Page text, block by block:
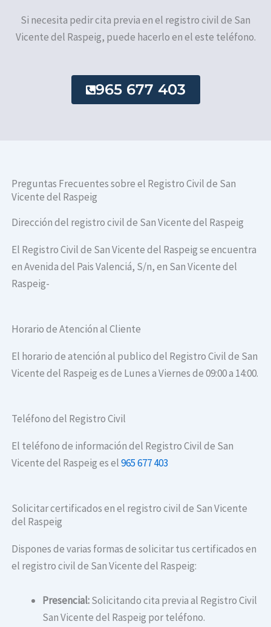
Si necesita pedir cita previa en el registro civil de San
Vicente del Raspeig, puede hacerlo en el este teléfono.
965 677 403
Preguntas Frecuentes sobre el Registro Civil de San
Vicente del Raspeig
Dirección del registro civil de San Vicente del Raspeig
El Registro Civil de San Vicente del Raspeig se encuentra
en Avenida del Pais Valenciá, S/n, en San Vicente del
Raspeig-
Horario de Atención al Cliente
El horario de atención al publico del Registro Civil de San
Vicente del Raspeig es de Lunes a Viernes de 09:00 a 14:00.
Teléfono del Registro Civil
El teléfono de información del Registro Civil de San
Vicente del Raspeig es el965 677 403
Solicitar certificados en el registro civil de San Vicente
del Raspeig
Dispones de varias formas de solicitar tus certificados en
el registro civil de San Vicente del Raspeig:
Presencial:Solicitando cita previa al Registro Civil
San Vicente del Raspeig por teléfono.